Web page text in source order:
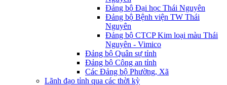
Đảng bộ Đại học Thái Nguyên
Đảng bộ Bệnh viện TW Thái
Nguyên
Đảng bộ CTCP Kim loại màu Thái
Nguyên - Vimico
Đảng bộ Quân sự tỉnh
Đảng bộ Công an tỉnh
Các Đảng bộ Phường, Xã
Lãnh đạo tỉnh qua các thời kỳ